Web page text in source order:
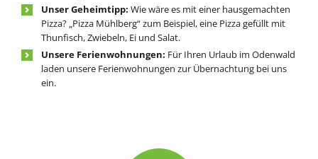
Unser Geheimtipp: Wie wäre es mit einer hausgemachten
Pizza? „Pizza Mühlberg“ zum Beispiel, eine Pizza gefüllt mit
Thunfisch, Zwiebeln, Ei und Salat.
Unsere Ferienwohnungen: Für Ihren Urlaub im Odenwald
laden unsere Ferienwohnungen zur Übernachtung bei uns
ein.